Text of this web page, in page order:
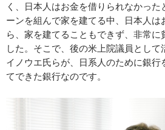
く、日本人はお金を借りられなかっ
ーンを組んで家を建てる中、日本人は
ら、家を建てることもできず、非常に
した。そこで、後の米上院議員として
イノウエ氏らが、日系人のために銀行
てできた銀行なのです。